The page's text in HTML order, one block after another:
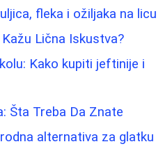
fleka i ožiljaka na licu
Lična Iskustva?
Kako kupiti jeftinije i
Šta Treba Da Znate
alternativa za glatku